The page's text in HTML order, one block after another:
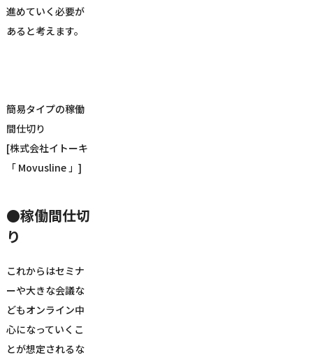
進めていく必要が
あると考えます。
簡易タイプの稼働
間仕切り
[株式会社イトーキ
「 Movusline 」]
●稼働間仕切
り
これからはセミナ
ーや大きな会議な
どもオンライン中
心になっていくこ
とが想定されるな